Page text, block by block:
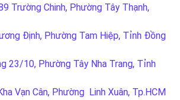
Trường Chinh, Phường Tây Thạnh,
Định, Phường Tam Hiệp, Tỉnh Đồng
23/10, Phường Tây Nha Trang, Tỉnh
Vạn Cân, Phường Linh Xuân, Tp.HCM